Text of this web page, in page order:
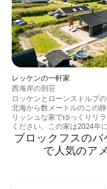
レッケンの一軒家
西海岸の別荘
ロッケンとローンストルプ
北海から数メートルのこの
リッシュな家でゆっくりリ
ください。この家は2024年
広々としたクローゼットス
た3つの快適なダブルベッド
しています。マスターベッド
ブロックフスの
で人気のア